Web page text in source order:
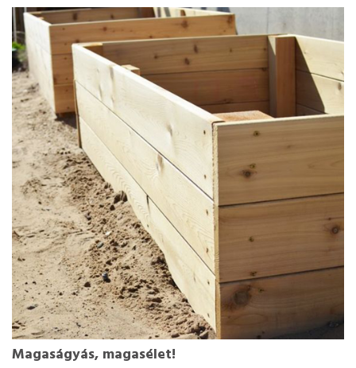
Magaságyás, magasélet!